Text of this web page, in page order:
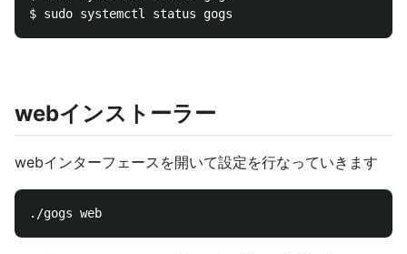
webインストーラー
webインターフェースを開いて設定を行なっていきます